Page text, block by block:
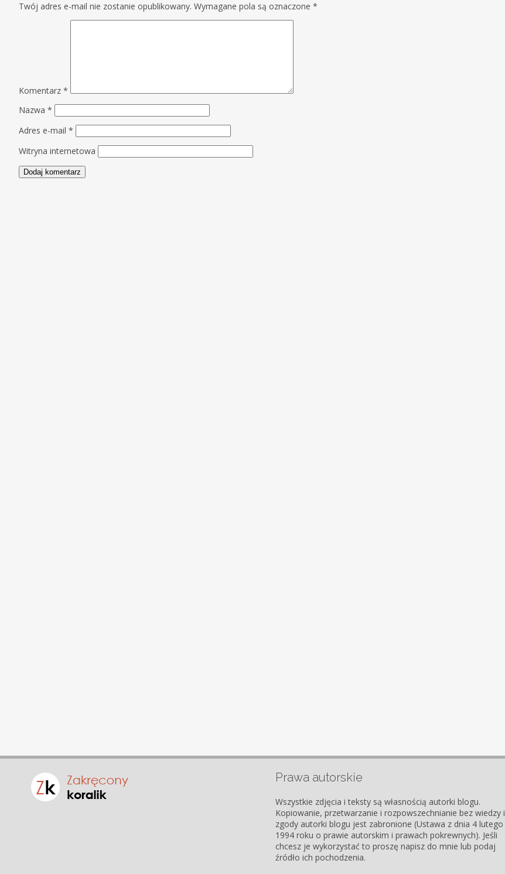
Twój adres e-mail nie zostanie opublikowany. Wymagane pola są oznaczone*
Komentarz*
Nazwa*
Adres e-mail*
Witryna internetowa
Prawa autorskie
Wszystkie zdjęcia i teksty są własnością autorki blogu.
Kopiowanie, przetwarzanie i rozpowszechnianie bez wiedzy i
zgody autorki blogu jest zabronione (Ustawa z dnia 4 lutego
1994 roku o prawie autorskim i prawach pokrewnych). Jeśli
chcesz je wykorzystać to proszę napisz do mnie lub podaj
źródło ich pochodzenia.